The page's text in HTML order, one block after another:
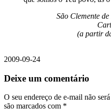
São Clemente
(a partir
2009-09-24
Deixe um comentário
O seu endereço de e-mail não
são marcados com *